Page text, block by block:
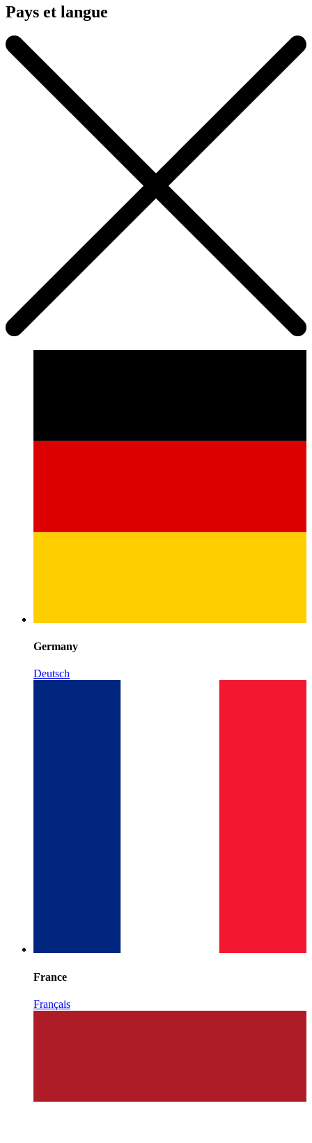
Pays et langue
Germany
Deutsch
France
Français